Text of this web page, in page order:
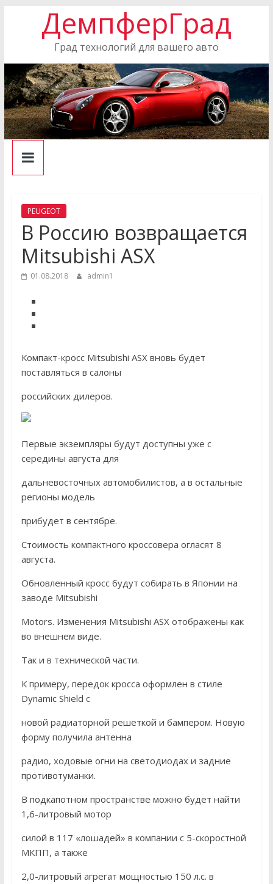
ДемпферГрад
Град технологий для вашего авто
PEUGEOT
В Россию возвращается
Mitsubishi ASX
01.08.2018 admin1
Компакт-кросс Mitsubishi ASX вновь будет
поставляться в салоны
российских дилеров.
Первые экземпляры будут доступны уже с
середины августа для
дальневосточных автомобилистов, а в остальные
регионы модель
прибудет в сентябре.
Стоимость компактного кроссовера огласят 8
августа.
Обновленный кросс будут собирать в Японии на
заводе Mitsubishi
Motors. Изменения Mitsubishi ASX отображены как
во внешнем виде.
Так и в технической части.
К примеру, передок кросса оформлен в стиле
Dynamic Shield с
новой радиаторной решеткой и бампером. Новую
форму получила антенна
радио, ходовые огни на светодиодах и задние
противотуманки.
В подкапотном пространстве можно будет найти
1,6-литровый мотор
силой в 117 «лошадей» в компании с 5-скоростной
МКПП, а также
2,0-литровый агрегат мощностью 150 л.с. в